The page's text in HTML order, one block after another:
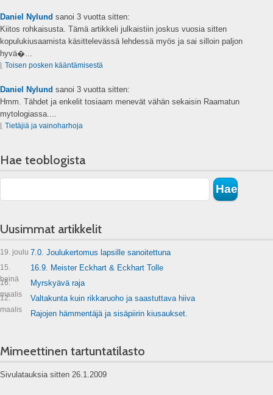
Daniel Nylund sanoi 3 vuotta sitten:
Kiitos rohkaisusta. Tämä artikkeli julkaistiin joskus vuosia sitten
kopulukiusaamista käsittelevässä lehdessä myös ja sai silloin paljon
hyvä�...
⌊ Toisen posken kääntämisestä
Daniel Nylund sanoi 3 vuotta sitten:
Hmm. Tähdet ja enkelit tosiaam menevät vähän sekaisin Raamatun
mytologiassa....
⌊ Tietäjiä ja vainoharhoja
Hae teoblogista
Uusimmat artikkelit
19. joulu 7.0. Joulukertomus lapsille sanoitettuna
15.
heinä
16.9. Meister Eckhart & Eckhart Tolle
16.
maalis
Myrskyävä raja
12.
maalis
Valtakunta kuin rikkaruoho ja saastuttava hiiva
Rajojen hämmentäjä ja sisäpiirin kiusaukset.
Mimeettinen tartuntatilasto
Sivulatauksia sitten 26.1.2009